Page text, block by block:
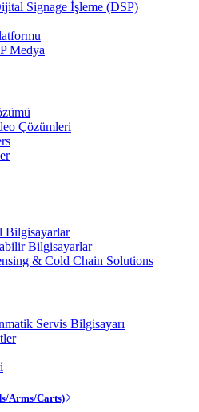
Signage İşleme (DSP)
Medya
Çözümleri
Bilgisayarlar
Bilgisayarlar
& Cold Chain Solutions
Servis Bilgisayarı
Arms/Carts)